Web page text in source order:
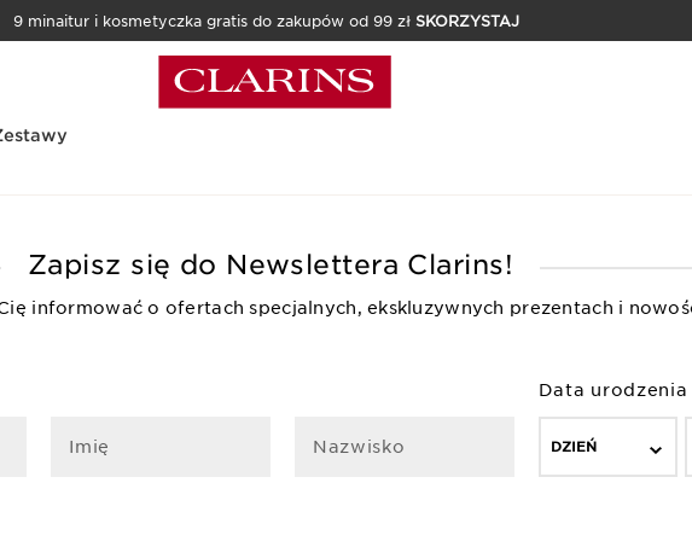
9 minaitur i kosmetyczka gratis do zakupów od 99 zł SKORZYSTAJ
Zapisz się do Newslettera Clarins!
informować o ofertach specjalnych, ekskluzywnych prezentach i
Imię Nazwisko
Data urodzenia
DZIEŃ